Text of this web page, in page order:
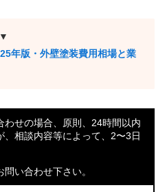
年版・外壁塗装費用相場と業
せの場合、原則、24時間以内
、相談内容等によって、2〜3日
い合わせ下さい。